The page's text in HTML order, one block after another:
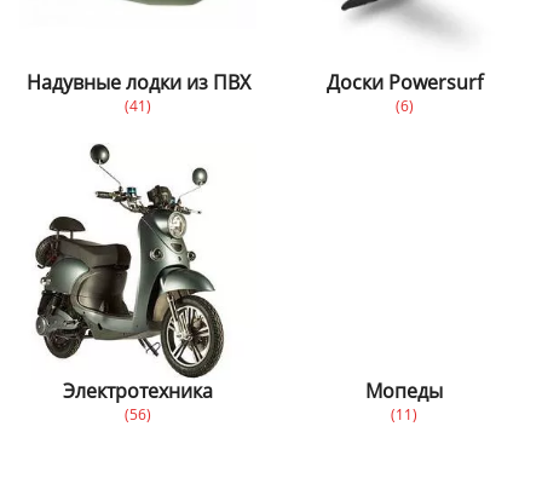
Надувные лодки из ПВХ
(41)
Доски Powersurf
(6)
Электротехника
(56)
Мопеды
(11)